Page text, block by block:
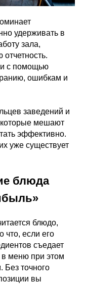
удерживать в
зала,
с помощью
ошибкам и
заведений и
мешают
эффективно.
уже существует
блюда
блюдо,
что, если его
съедает
меню при этом
Без точного
вы